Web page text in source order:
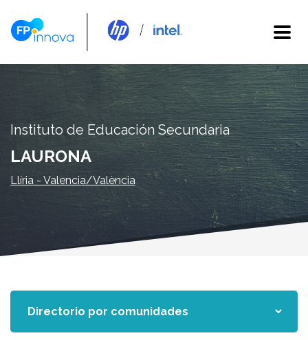
Instituto de Educación Secundaria
LAURONA
Llíria - Valencia/València